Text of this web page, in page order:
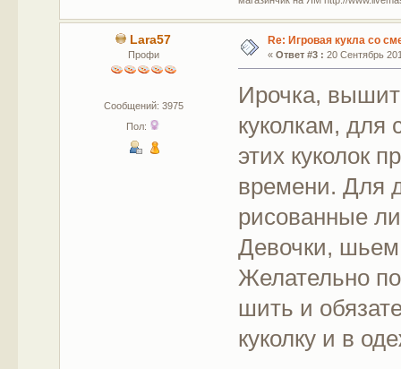
Lara57
Профи
Сообщений: 3975
Пол:
Re: Игровая кукла со
« Ответ #3 : 20 Сентябрь
Ирочка,
куколкам, для
этих куколок
времени. Для
рисованные
Девочки, шьем
Желательно
шить и
куколку и в